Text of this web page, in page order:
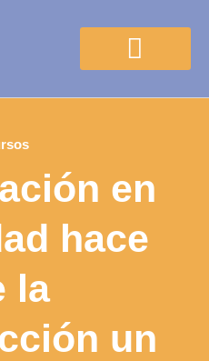
en
hace
la
un